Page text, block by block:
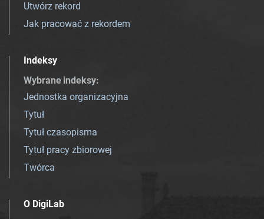
Utwórz rekord
Jak pracować z rekordem
Indeksy
Wybrane indeksy:
Jednostka organizacyjna
Tytuł
Tytuł czasopisma
Tytuł pracy zbiorowej
Twórca
O DigiLab